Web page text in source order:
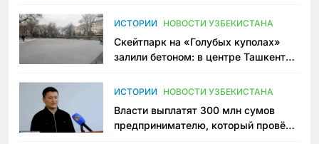
Узбекистане
ИСТОРИИ НОВОСТИ УЗБЕКИСТАНА
Скейтпарк на «Голубых куполах»
залили бетоном: в центре Ташкента
пространство
ИСТОРИИ НОВОСТИ УЗБЕКИСТАНА
Власти выплатят 300 млн сумов
предпринимателю, который провёл